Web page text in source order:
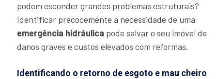
podem esconder grandes problemas estruturais?
Identificar precocemente a necessidade de uma
emergência hidráulica pode salvar o seu imóvel de
danos graves e custos elevados com reformas.
Identificando o retorno de esgoto e mau cheiro